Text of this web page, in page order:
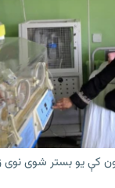
کې یو بستر شوی نوی